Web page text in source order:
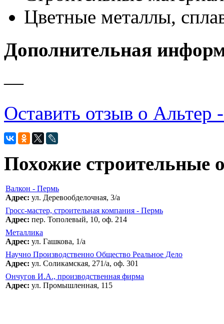
Цветные металлы,
Дополнительная
—
Оставить отзыв о
Похожие строительные
Валкон - Пермь
Адрес: ул. Деревообделочная, 3/а
Гросс-мастер, строительная компания - Пермь
Адрес: пер. Тополевый, 10, оф. 214
Металлика
Адрес: ул. Гашкова, 1/а
Научно Производственно Общество Реальное Дело
Адрес: ул. Соликамская, 271/а, оф. 301
Ончугов И.А., производственная фирма
Адрес: ул. Промышленная, 115